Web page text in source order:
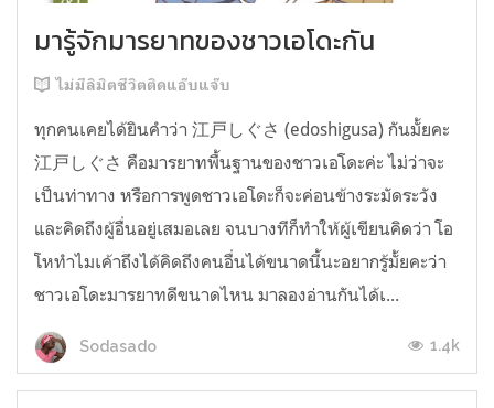
มารู้จักมารยาทของชาวเอโดะกัน
ไม่มีลิมิตชีวิตติดแอ๊บแจ๊บ
ทุกคนเคยได้ยินคำว่า 江戸しぐさ (edoshigusa) กันมั้ยคะ
江戸しぐさ คือมารยาทพื้นฐานของชาวเอโดะค่ะ ไม่ว่าจะ
เป็นท่าทาง หรือการพูดชาวเอโดะก็จะค่อนข้างระมัดระวัง
และคิดถึงผู้อื่นอยู่เสมอเลย จนบางทีก็ทำให้ผู้เขียนคิดว่า โอ
โหทำไมเค้าถึงได้คิดถึงคนอื่นได้ขนาดนี้นะอยากรู้มั้ยคะว่า
ชาวเอโดะมารยาทดีขนาดไหน มาลองอ่านกันได้เ...
Sodasado 1.4k